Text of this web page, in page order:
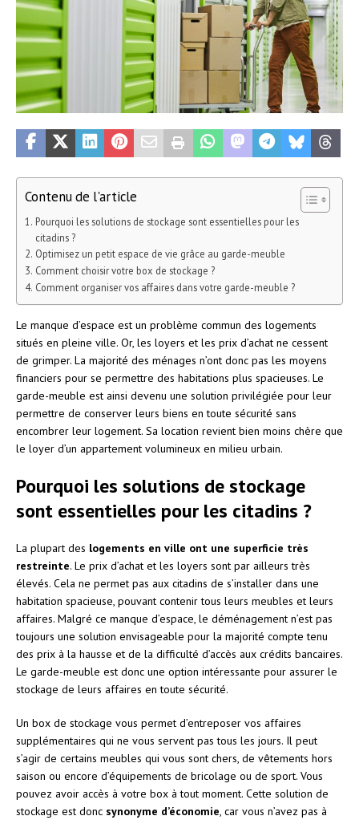
Contenu de l'article
Pourquoi les solutions de stockage sont essentielles pour les
citadins ?
Optimisez un petit espace de vie grâce au garde-meuble
Comment choisir votre box de stockage ?
Comment organiser vos affaires dans votre garde-meuble ?
Le manque d’espace est un problème commun des logements
situés en pleine ville. Or, les loyers et les prix d’achat ne cessent
de grimper. La majorité des ménages n’ont donc pas les moyens
financiers pour se permettre des habitations plus spacieuses. Le
garde-meuble est ainsi devenu une solution privilégiée pour leur
permettre de conserver leurs biens en toute sécurité sans
encombrer leur logement. Sa location revient bien moins chère que
le loyer d’un appartement volumineux en milieu urbain.
Pourquoi les solutions de stockage
sont essentielles pour les citadins ?
La plupart des logements en ville ont une superficie très
restreinte. Le prix d’achat et les loyers sont par ailleurs très
élevés. Cela ne permet pas aux citadins de s’installer dans une
habitation spacieuse, pouvant contenir tous leurs meubles et leurs
affaires. Malgré ce manque d’espace, le déménagement n’est pas
toujours une solution envisageable pour la majorité compte tenu
des prix à la hausse et de la difficulté d’accès aux crédits bancaires.
Le garde-meuble est donc une option intéressante pour assurer le
stockage de leurs affaires en toute sécurité.
Un box de stockage vous permet d’entreposer vos affaires
supplémentaires qui ne vous servent pas tous les jours. Il peut
s’agir de certains meubles qui vous sont chers, de vêtements hors
saison ou encore d’équipements de bricolage ou de sport. Vous
pouvez avoir accès à votre box à tout moment. Cette solution de
stockage est donc synonyme d’économie , car vous n’avez pas à